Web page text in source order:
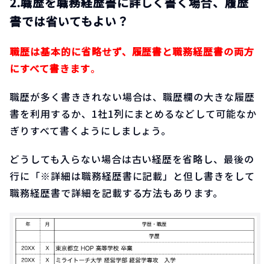
書では省いてもよい？
職歴は基本的に省略せず、履歴書と職務経歴書の両方
にすべて書きます。
職歴が多く書ききれない場合は、職歴欄の大きな履歴
書を利用するか、1社1列にまとめるなどして可能なか
ぎりすべて書くようにしましょう。
どうしても入らない場合は古い経歴を省略し、最後の
行に「※詳細は職務経歴書に記載」と但し書きをして
職務経歴書で詳細を記載する方法もあります。